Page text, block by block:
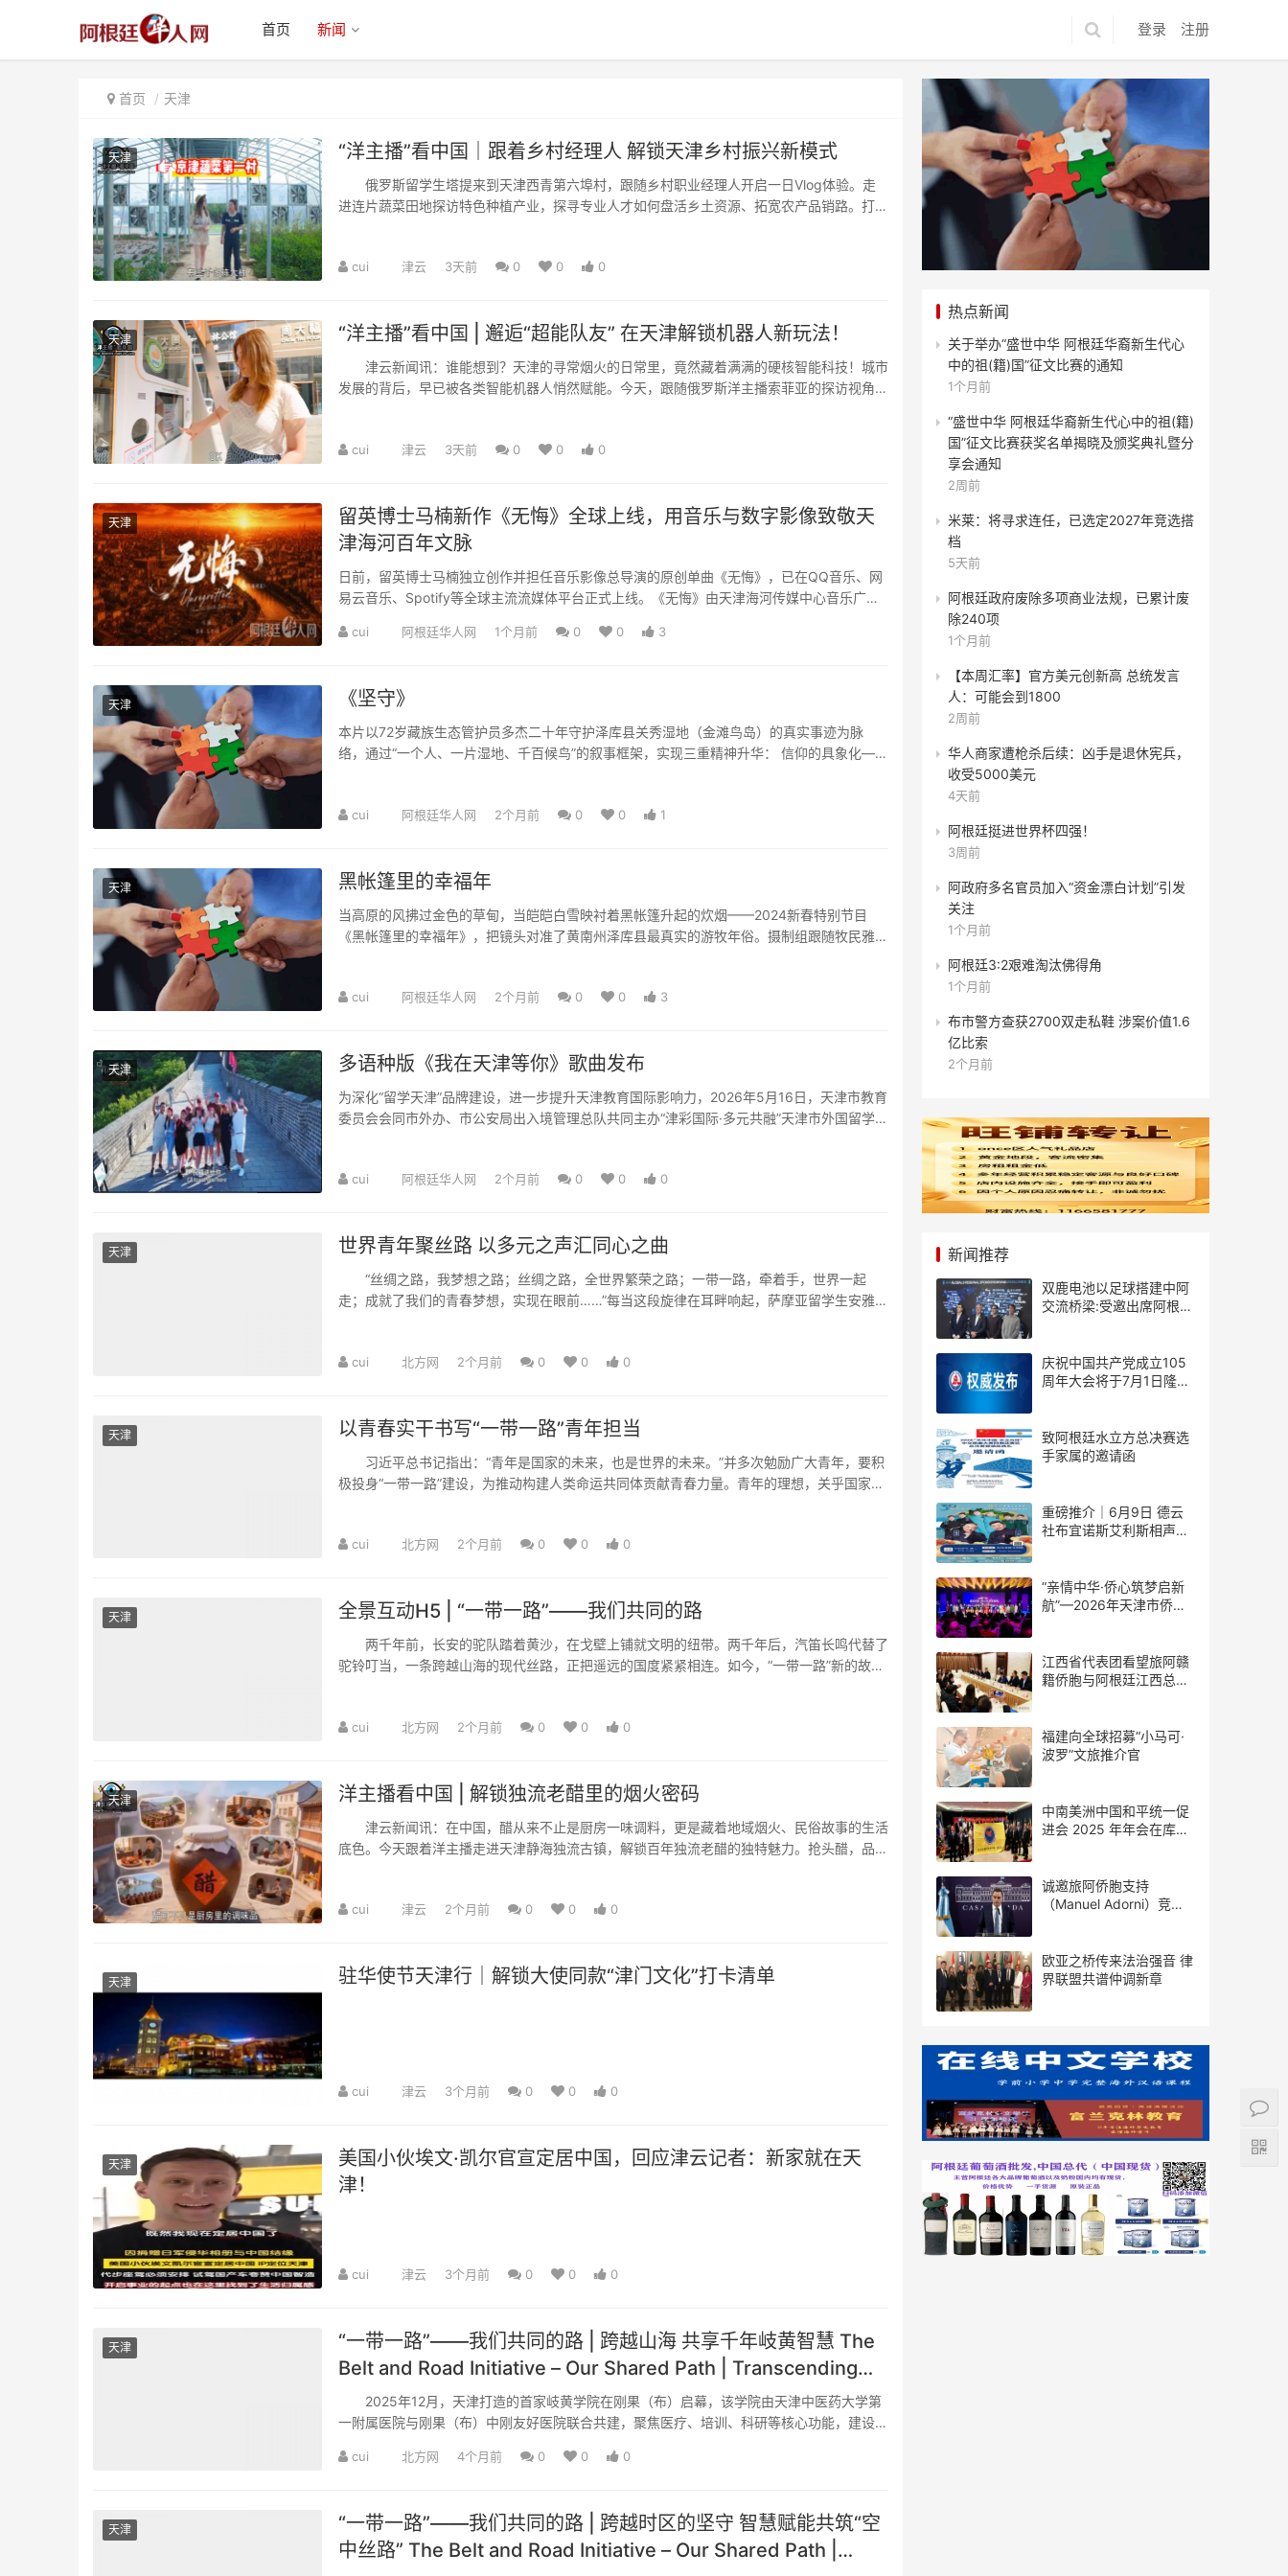
登录 注册
首页 新闻
首页 天津
天津 “洋主播”看中国｜跟着乡村经理人 解锁天津乡村振兴新模式
俄罗斯留学生塔提来到天津西青第六埠村，跟随乡村职业经理人开启一日Vlog体验。走
进连片蔬菜田地探访特色种植产业，探寻专业人才如何盘活乡土资源、拓宽农产品销路。打卡
cui 津云 3天前 0 0 0
天津 “洋主播”看中国 | 邂逅“超能队友” 在天津解锁机器人新玩法！
津云新闻讯：谁能想到？天津的寻常烟火的日常里，竟然藏着满满的硬核智能科技！城市
发展的背后，早已被各类智能机器人悄然赋能。今天，跟随俄罗斯洋主播索菲亚的探访视角，
cui 津云 3天前 0 0 0
天津
留英博士马楠新作《无悔》全球上线，用音乐与数字影像致敬天
津海河百年文脉
日前，留英博士马楠独立创作并担任音乐影像总导演的原创单曲《无悔》，已在QQ音乐、网
易云音乐、Spotify等全球主流流媒体平台正式上线。《无悔》由天津海河传媒中心音乐广播
cui 阿根廷华人网 1个月前 0 0 3
天津 《坚守》
本片以72岁藏族生态管护员多杰二十年守护泽库县关秀湿地（金滩鸟岛）的真实事迹为脉
络，通过“一个人、一片湿地、千百候鸟”的叙事框架，实现三重精神升华： 信仰的具象化——
cui 阿根廷华人网 2个月前 0 0 1
天津 黑帐篷里的幸福年
当高原的风拂过金色的草甸，当皑皑白雪映衬着黑帐篷升起的炊烟——2024新春特别节目
《黑帐篷里的幸福年》，把镜头对准了黄南州泽库县最真实的游牧年俗。摄制组跟随牧民雅扎
cui 阿根廷华人网 2个月前 0 0 3
天津 多语种版《我在天津等你》歌曲发布
为深化“留学天津”品牌建设，进一步提升天津教育国际影响力，2026年5月16日，天津市教育
委员会会同市外办、市公安局出入境管理总队共同主办“津彩国际·多元共融”天津市外国留学生
cui 阿根廷华人网 2个月前 0 0 0
天津 世界青年聚丝路 以多元之声汇同心之曲
“丝绸之路，我梦想之路；丝绸之路，全世界繁荣之路；一带一路，牵着手，世界一起
走；成就了我们的青春梦想，实现在眼前……”每当这段旋律在耳畔响起，萨摩亚留学生安雅总
cui 北方网 2个月前 0 0 0
天津 以青春实干书写“一带一路”青年担当
习近平总书记指出：“青年是国家的未来，也是世界的未来。”并多次勉励广大青年，要积
极投身“一带一路”建设，为推动构建人类命运共同体贡献青春力量。青年的理想，关乎国家的
cui 北方网 2个月前 0 0 0
天津 全景互动H5 | “一带一路”——我们共同的路
两千年前，长安的驼队踏着黄沙，在戈壁上铺就文明的纽带。两千年后，汽笛长鸣代替了
驼铃叮当，一条跨越山海的现代丝路，正把遥远的国度紧紧相连。如今，“一带一路”新的故事
cui 北方网 2个月前 0 0 0
天津 洋主播看中国 | 解锁独流老醋里的烟火密码
津云新闻讯：在中国，醋从来不止是厨房一味调料，更是藏着地域烟火、民俗故事的生活
底色。今天跟着洋主播走进天津静海独流古镇，解锁百年独流老醋的独特魅力。抢头醋，品地
cui 津云 2个月前 0 0 0
天津 驻华使节天津行｜解锁大使同款“津门文化”打卡清单
cui 津云 3个月前 0 0 0
天津
美国小伙埃文·凯尔官宣定居中国，回应津云记者：新家就在天
津！
cui 津云 3个月前 0 0 0
天津
“一带一路”——我们共同的路 | 跨越山海 共享千年岐黄智慧 The
Belt and Road Initiative – Our Shared Path | Transcending
Mountains and Seas, Sharing Millennia-old Qi-Huang
Wisdom of TCM
2025年12月，天津打造的首家岐黄学院在刚果（布）启幕，该学院由天津中医药大学第
一附属医院与刚果（布）中刚友好医院联合共建，聚焦医疗、培训、科研等核心功能，建设成
cui 北方网 4个月前 0 0 0
天津
“一带一路”——我们共同的路 | 跨越时区的坚守 智慧赋能共筑“空
中丝路” The Belt and Road Initiative – Our Shared Path |
热点新闻
关于举办“盛世中华 阿根廷华裔新生代心
中的祖(籍)国”征文比赛的通知
1个月前
“盛世中华 阿根廷华裔新生代心中的祖(籍)
国”征文比赛获奖名单揭晓及颁奖典礼暨分
享会通知
2周前
米莱：将寻求连任，已选定2027年竞选搭
档
5天前
阿根廷政府废除多项商业法规，已累计废
除240项
1个月前
【本周汇率】官方美元创新高 总统发言
人：可能会到1800
2周前
华人商家遭枪杀后续：凶手是退休宪兵，
收受5000美元
4天前
阿根廷挺进世界杯四强！
3周前
阿政府多名官员加入“资金漂白计划”引发
关注
1个月前
阿根廷3:2艰难淘汰佛得角
1个月前
布市警方查获2700双走私鞋 涉案价值1.6
亿比索
2个月前
新闻推荐
双鹿电池以足球搭建中阿
交流桥梁:受邀出席阿根廷
庆祝中国共产党成立105
周年大会将于7月1日隆重
致阿根廷水立方总决赛选
手家属的邀请函
重磅推介｜6月9日 德云
社布宜诺斯艾利斯相声专
结！
“亲情中华·侨心筑梦启新
航”—2026年天津市侨界
江西省代表团看望旅阿赣
籍侨胞与阿根廷江西总商
福建向全球招募“小马可·
波罗”文旅推介官
中南美洲中国和平统一促
进会 2025 年年会在库拉
诚邀旅阿侨胞支持
（Manuel Adorni）竞选
欧亚之桥传来法治强音 律
界联盟共谱仲调新章